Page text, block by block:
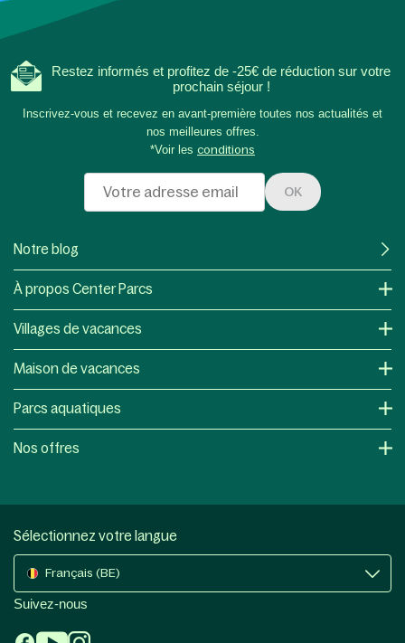
Restez informés et profitez de -25€ de réduction sur votre
prochain séjour !
Inscrivez-vous et recevez en avant-première toutes nos actualités et
nos meilleures offres.
*Voir les conditions
OK
Notre blog
À propos Center Parcs
Villages de vacances
Maison de vacances
Parcs aquatiques
Nos offres
Sélectionnez votre langue
Français (BE)
Suivez-nous